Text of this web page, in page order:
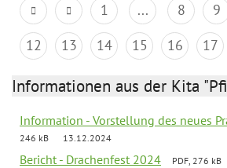
1 ... 8 9
12
13 14 15 16 17
Informationen aus der Kita
Information - Vorstellung des neues
246 kB
13.12.2024
Bericht - Drachenfest 2024 PDF, 276 kB